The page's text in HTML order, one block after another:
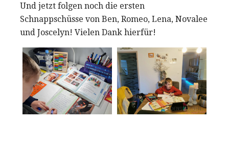
Und jetzt folgen noch die ersten
Schnappschüsse von Ben, Romeo, Lena, Novalee
und Joscelyn! Vielen Dank hierfür!